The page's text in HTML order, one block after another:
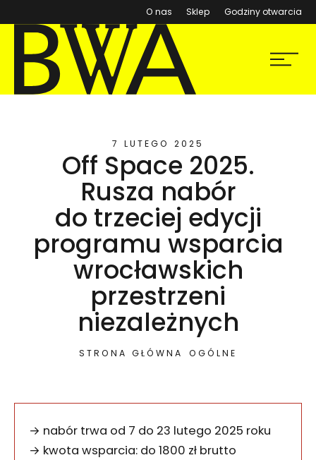
O nas Sklep (otwiera się w nowym
Godziny otwarcia
BWA Wrocław
Galerie Sztuki Współczesnej
Menu
7 LUTEGO 2025
Off Space 2025.
Rusza nabór
do trzeciej edycji
programu wsparcia
wrocławskich
przestrzeni
niezależnych
STRONA GŁÓWNA OGÓLNE
→ nabór trwa od 7 do 23 lutego 2025 roku
→ kwota wsparcia: do 1800 zł brutto